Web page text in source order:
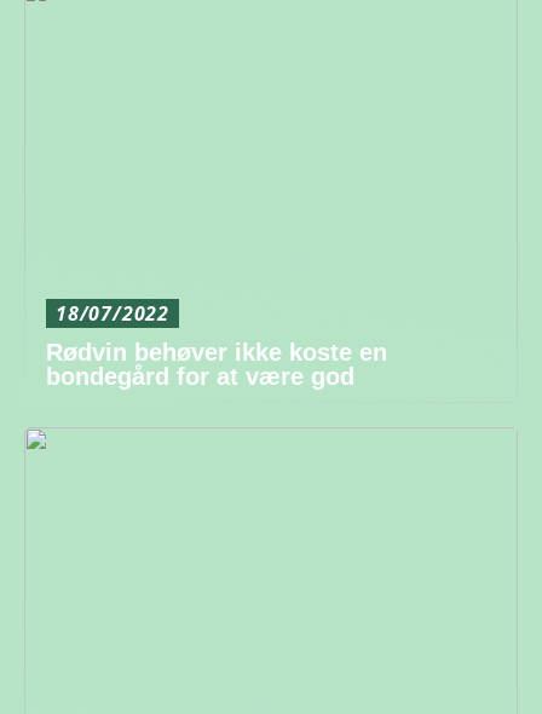
18/07/2022
Rødvin behøver ikke koste en
bondegård for at være god